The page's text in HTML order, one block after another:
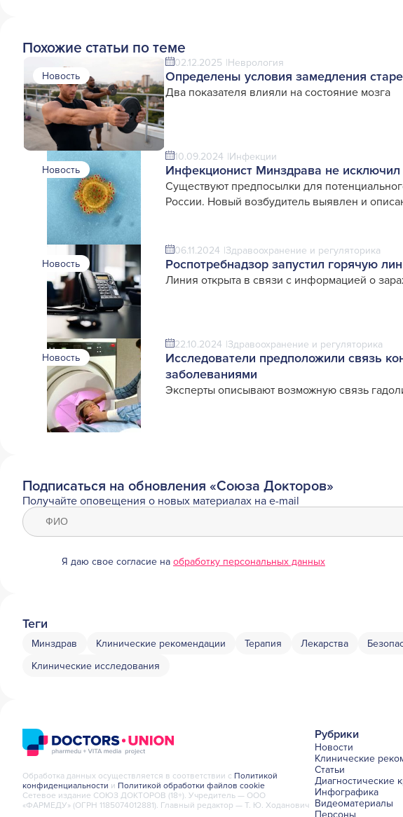
Похожие статьи по теме
Новость
02.12.2025 Неврология
Определены условия замедления
Два показателя влияли на состояние мозга
Новость
10.09.2024 Инфекции
Инфекционист Минздрава не исключил
Существуют предпосылки для
России. Новый возбудитель выявлен и
Новость
06.11.2024 Здравоохранение и регуляторика
Роспотребнадзор запустил горячую
Линия открыта в связи с информацией о
Новость
22.10.2024 Здравоохранение и регуляторика
Исследователи предположили связь
заболеваниями
Эксперты описывают возможную связь
Подписаться на обновления «Союза Докторов»
Получайте оповещения о новых материалах на e-mail
Я даю свое согласие на обработку персональных данных
Теги
Минздрав Клинические рекомендации Терапия Лекарства
Клинические исследования
Рубрики
Новости
Клинические
Статьи
Диагностические
Инфографика
Видеоматериалы
Персоны
Обработка данных осуществляется в соответствии с Политикой
конфиденциальности и Политикой обработки файлов cookie
Сетевое издание СОЮЗ ДОКТОРОВ (18+). Учредитель — ООО
«ФАРМЕДУ» (ОГРН 1185074012881). Главный редактор — Т. Ю. Ходанович